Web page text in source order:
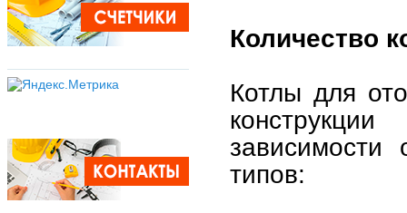
Количество
Котлы для
типов: